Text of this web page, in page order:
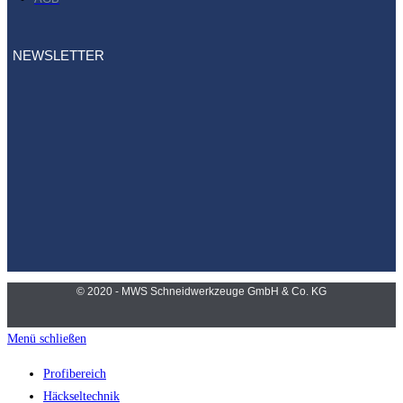
NEWSLETTER
© 2020 - MWS Schneidwerkzeuge GmbH & Co. KG
Menü schließen
Profibereich
Häckseltechnik